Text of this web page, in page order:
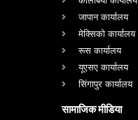
जापान कार्यालय
मेक्सिको कार्यालय
रूस कार्यालय
यूएसए कार्यालय
सिंगापुर कार्यालय
सामाजिक मीडिया